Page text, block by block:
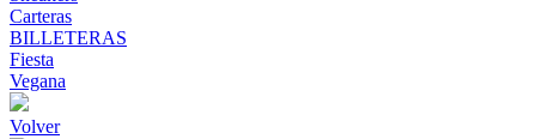
Carteras
BILLETERAS
Fiesta
Vegana
Volver